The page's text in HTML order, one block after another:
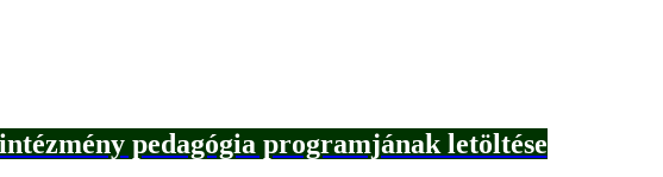
pedagógia programjának letöltése